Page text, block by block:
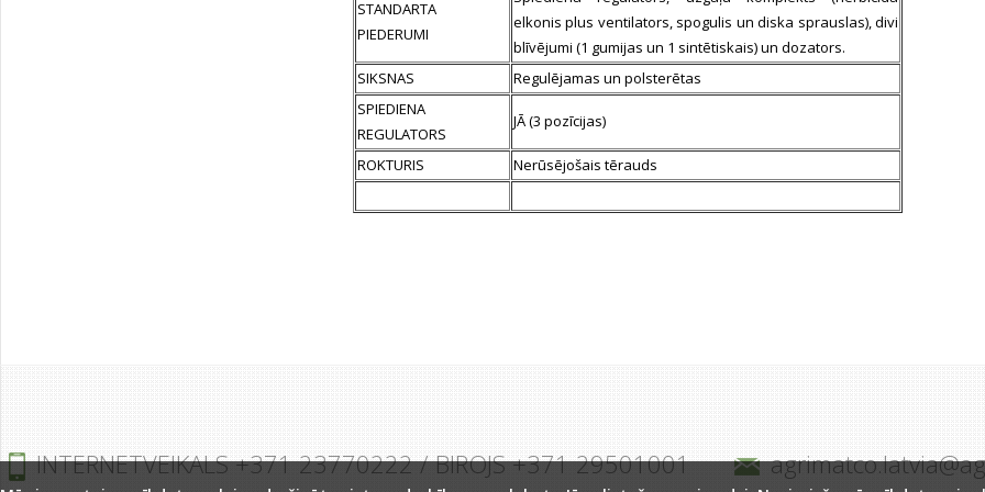
STANDARTA
PIEDERUMI
elkonis plus ventilators, spogulis un diska sprauslas), divi
blīvējumi (1 gumijas un 1 sintētiskais) un dozators.
SIKSNAS
Regulējamas un polsterētas
SPIEDIENA
REGULATORS
JĀ (3 pozīcijas)
ROKTURIS Nerūsējošais tērauds
INTERNETVEIKALS +371 23770222 / BIROJS +371 29501001